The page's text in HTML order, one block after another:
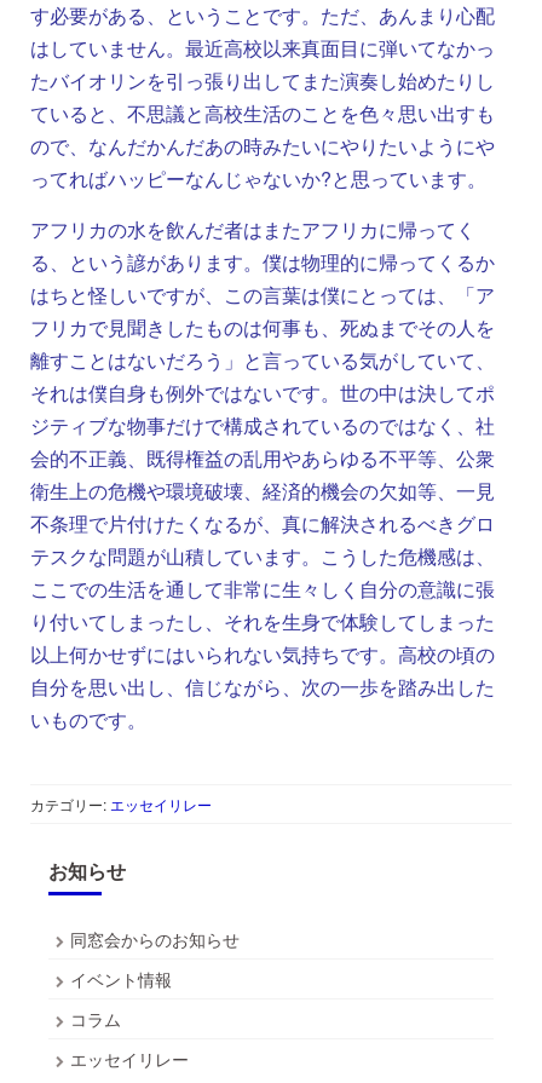
す必要がある、ということです。ただ、あんまり心配
はしていません。最近高校以来真面目に弾いてなかっ
たバイオリンを引っ張り出してまた演奏し始めたりし
ていると、不思議と高校生活のことを色々思い出すも
ので、なんだかんだあの時みたいにやりたいようにや
ってればハッピーなんじゃないか?と思っています。
アフリカの水を飲んだ者はまたアフリカに帰ってく
る、という諺があります。僕は物理的に帰ってくるか
はちと怪しいですが、この言葉は僕にとっては、「ア
フリカで見聞きしたものは何事も、死ぬまでその人を
離すことはないだろう」と言っている気がしていて、
それは僕自身も例外ではないです。世の中は決してポ
ジティブな物事だけで構成されているのではなく、社
会的不正義、既得権益の乱用やあらゆる不平等、公衆
衛生上の危機や環境破壊、経済的機会の欠如等、一見
不条理で片付けたくなるが、真に解決されるべきグロ
テスクな問題が山積しています。こうした危機感は、
ここでの生活を通して非常に生々しく自分の意識に張
り付いてしまったし、それを生身で体験してしまった
以上何かせずにはいられない気持ちです。高校の頃の
自分を思い出し、信じながら、次の一歩を踏み出した
いものです。
カテゴリー: エッセイリレー
お知らせ
同窓会からのお知らせ
イベント情報
コラム
エッセイリレー